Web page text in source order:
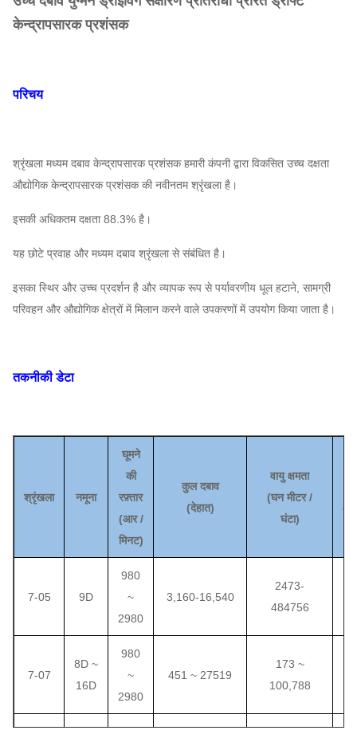
केन्द्रापसारक प्रशंसक
परिचय
श्रृंखला मध्यम दबाव केन्द्रापसारक प्रशंसक हमारी कंपनी द्वारा विकसित उच्च दक्षता
औद्योगिक केन्द्रापसारक प्रशंसक की नवीनतम श्रृंखला है।
इसकी अधिकतम दक्षता 88.3% है।
यह छोटे प्रवाह और मध्यम दबाव श्रृंखला से संबंधित है।
इसका स्थिर और उच्च प्रदर्शन है और व्यापक रूप से पर्यावरणीय धूल हटाने, सामग्री
परिवहन और औद्योगिक क्षेत्रों में मिलान करने वाले उपकरणों में उपयोग किया जाता है।
तकनीकी डेटा
श्रृंखला नमूना
घूमने
की
रफ़्तार
(आर /
मिनट)
कुल दबाव
(देहात)
वायु क्षमता
(घन मीटर /
घंटा)
7-05 9D
980
~
2980
3,160-16,540
2473-
484756
7-07
8D ~
16D
980
~
2980
451 ~ 27519
173 ~
100,788
7.1D
980